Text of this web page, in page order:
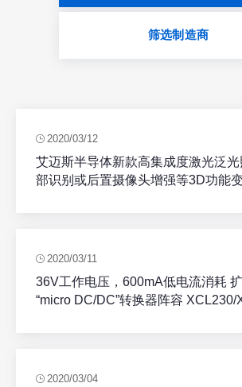
筛选制造商
2020/03/12
艾迈斯半导体新款高集成度激光泛
部识别或后置摄像头增强等3D功能
2020/03/11
36V工作电压，600mA低电流消耗
“micro DC/DC”转换器阵容 XCL230/
2020/03/04